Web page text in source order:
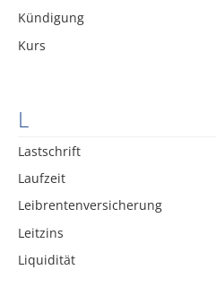
Kündigung
Kurs
L
Lastschrift
Laufzeit
Leibrentenversicherung
Leitzins
Liquidität